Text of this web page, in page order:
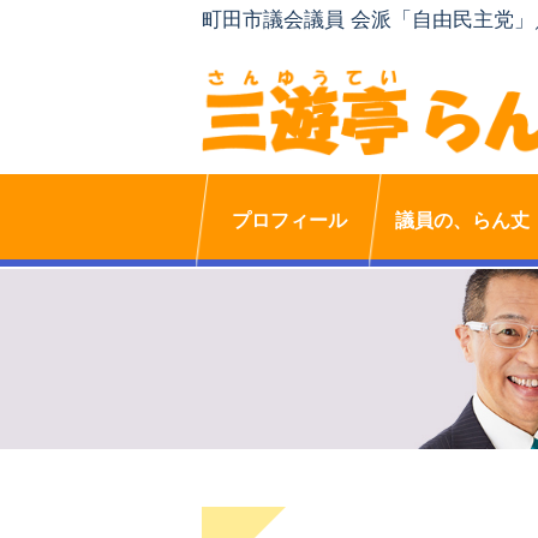
町田市議会議員 会派「自由民主党
プロフィール 議員の、らん丈